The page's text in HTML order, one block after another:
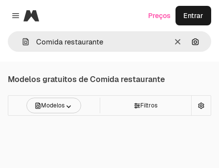
Close menu
Magnific
Limpar
Preços Entrar
Modelos gratuitos deComida restaurante
Modelos Filtros